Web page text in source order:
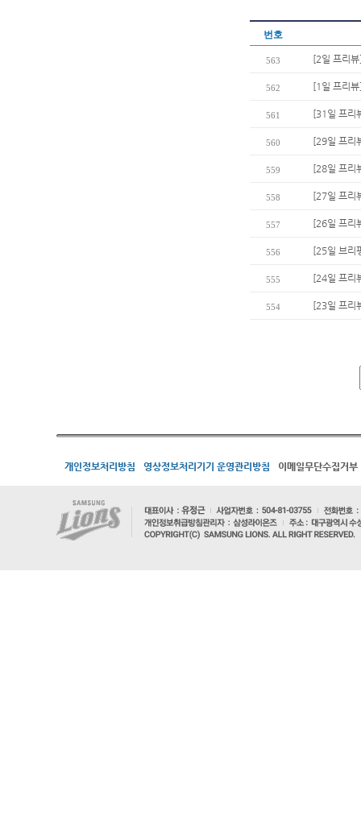
번호
563 [2일 프리
562 [1일 프리
561 [31일 프리
560 [29일 프리
559 [28일 프리
558 [27일 프리
557 [26일 프리
556 [25일 브리
555 [24일 프리
554 [23일 프리
개인정보처리방침 영상정보처리기기 운영관리방침 이메일무단수집거부